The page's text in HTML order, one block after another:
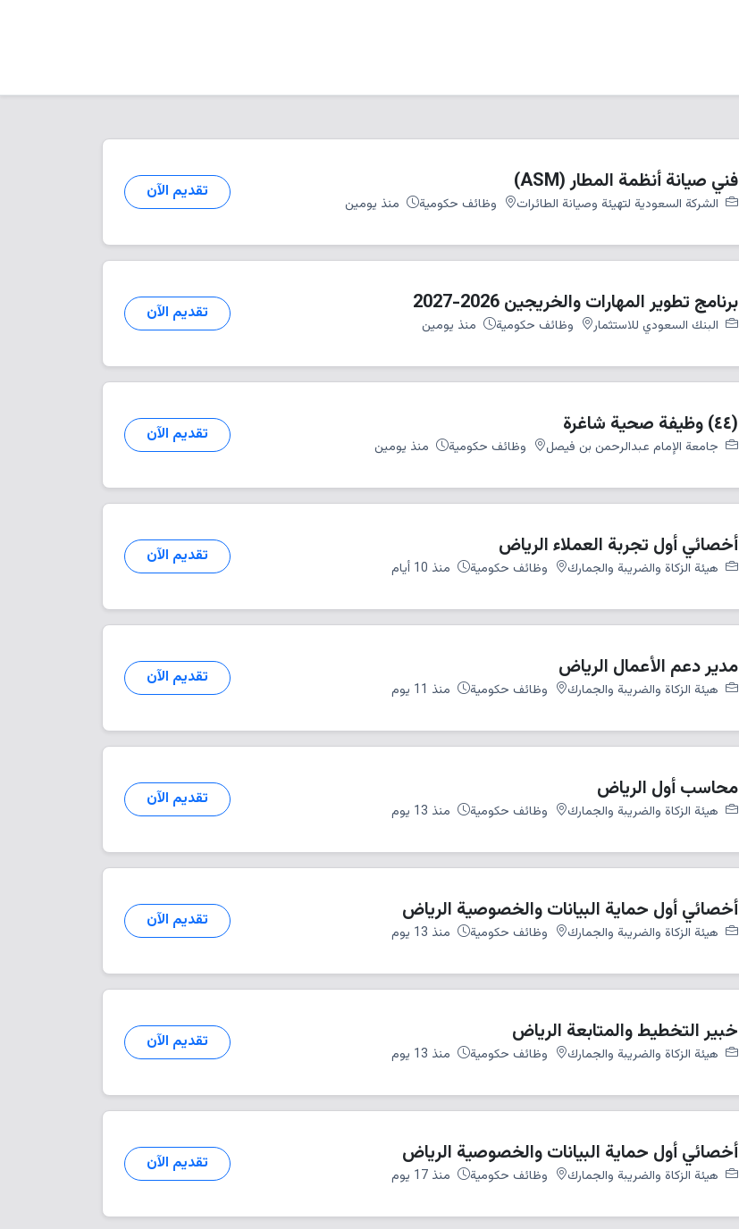
فني صيانة أنظمة المطار (ASM)
الشركة السعودية لتهيئة وصيانة الطائرات وظائف حكومية منذ يومين
تقديم الآن
برنامج تطوير المهارات والخريجين 2026-2027
البنك السعودي للاستثمار وظائف حكومية منذ يومين
تقديم الآن
(٤٤) وظيفة صحية شاغرة
جامعة الإمام عبدالرحمن بن فيصل وظائف حكومية منذ يومين
تقديم الآن
أخصائي أول تجربة العملاء الرياض
هيئة الزكاة والضريبة والجمارك وظائف حكومية منذ 10 أيام
تقديم الآن
مدير دعم الأعمال الرياض
هيئة الزكاة والضريبة والجمارك وظائف حكومية منذ 11 يوم
تقديم الآن
محاسب أول الرياض
هيئة الزكاة والضريبة والجمارك وظائف حكومية منذ 13 يوم
تقديم الآن
أخصائي أول حماية البيانات والخصوصية الرياض
هيئة الزكاة والضريبة والجمارك وظائف حكومية منذ 13 يوم
تقديم الآن
خبير التخطيط والمتابعة الرياض
هيئة الزكاة والضريبة والجمارك وظائف حكومية منذ 13 يوم
تقديم الآن
أخصائي أول حماية البيانات والخصوصية الرياض
هيئة الزكاة والضريبة والجمارك وظائف حكومية منذ 17 يوم
تقديم الآن